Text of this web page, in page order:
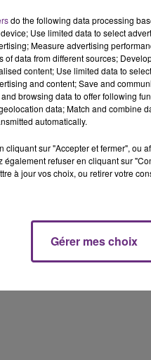
L'INSPECTION
L'ORDRE SUR
Alors que les
2026 s'est avéré
l'inspection du
les conditions de...
15h00 - 19h00
Le Club
do the following data processing
Use limited data to select
Measure advertising
of data from different sources;
content; Use limited data to
and content; Save and
browsing data to offer following
data; Match and combine
automatically.
cliquant sur "Accepter et fermer", ou
également refuser en cliquant sur
à jour vos choix, ou retirer votre
Gérer mes choix